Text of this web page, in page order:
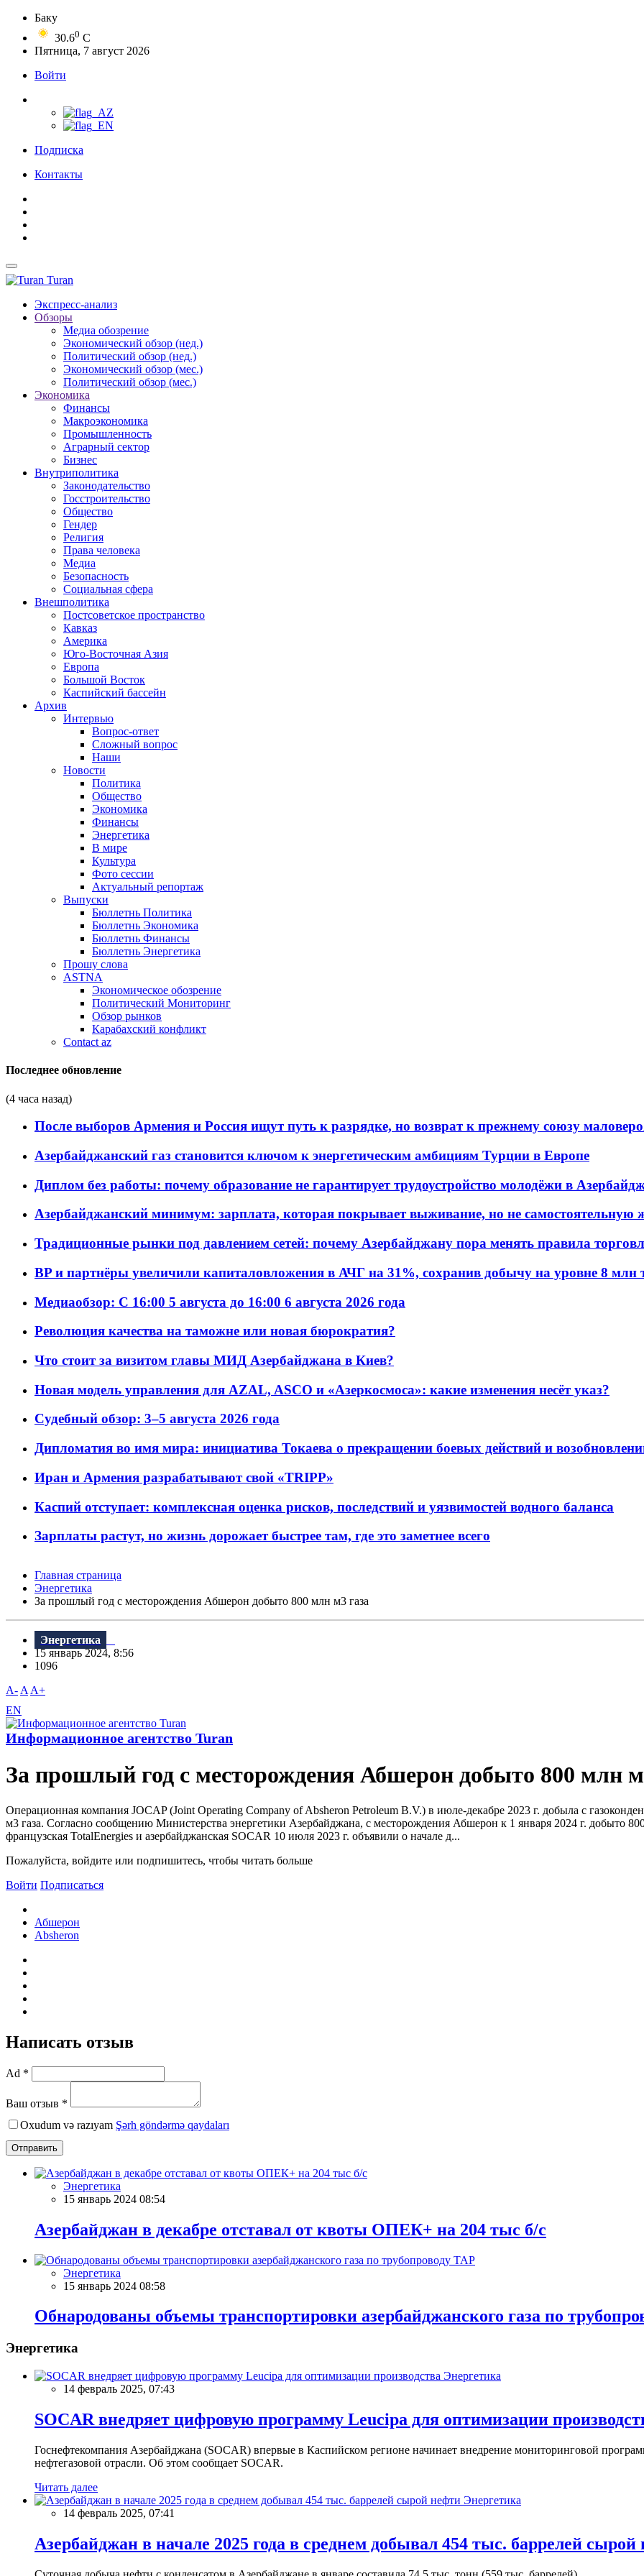
Баку
30.60 C
Пятница, 7 август 2026
Войти
Подписка
Контакты
Turan
Экспресс-анализ
Обзоры
Медиа обозрение
Экономический обзор (нед.)
Политический обзор (нед.)
Экономический обзор (мес.)
Политический обзор (мес.)
Экономика
Финансы
Макроэкономика
Промышленность
Аграрный сектор
Бизнес
Внутриполитика
Законодательство
Госстроительство
Общество
Гендер
Религия
Права человека
Медиа
Безопасность
Социальная сфера
Внешполитика
Постсоветское пространство
Кавказ
Америка
Юго-Восточная Азия
Европа
Большой Восток
Каспийский бассейн
Архив
Интервью
Вопрос-ответ
Сложный вопрос
Наши
Новости
Политика
Общество
Экономика
Финансы
Энергетика
В мире
Культура
Фото сессии
Актуальный репортаж
Выпуски
Бюллетнь Политика
Бюллетнь Экономика
Бюллетнь Финансы
Бюллетнь Энергетика
Прошу слова
ASTNA
Экономическое обозрение
Политический Мониторинг
Обзор рынков
Карабахский конфликт
Contact az
Последнее обновление
(4 часа назад)
После выборов Армения и Россия ищут путь к разрядке, но возврат к прежнему союзу
Азербайджанский газ становится ключом к энергетическим амбициям Турции в Европе
Диплом без работы: почему образование не гарантирует трудоустройство молодёжи в
Азербайджанский минимум: зарплата, которая покрывает выживание, но не самостоятельную
Традиционные рынки под давлением сетей: почему Азербайджану пора менять правила
BP и партнёры увеличили капиталовложения в АЧГ на 31%, сохранив добычу на уровне 8 млн
Медиаобзор: С 16:00 5 августа до 16:00 6 августа 2026 года
Революция качества на таможне или новая бюрократия?
Что стоит за визитом главы МИД Азербайджана в Киев?
Новая модель управления для AZAL, ASCO и «Азеркосмоса»: какие изменения несёт указ?
Судебный обзор: 3–5 августа 2026 года
Дипломатия во имя мира: инициатива Токаева о прекращении боевых действий и
Иран и Армения разрабатывают свой «TRIPP»
Каспий отступает: комплексная оценка рисков, последствий и уязвимостей водного баланса
Зарплаты растут, но жизнь дорожает быстрее там, где это заметнее всего
Главная страница
Энергетика
За прошлый год с месторождения Абшерон добыто 800 млн м3 газа
Энергетика
15 январь 2024, 8:56
1096
A- A A+
EN
Информационное агентство Turan
За прошлый год с месторождения Абшерон добыто 800 млн
Операционная компания JOCAP (Joint Operating Company of Absheron Petroleum B.V.) в июле-декабре 2023 г. добыла с
м3 газа. Согласно сообщению Министерства энергетики Азербайджана, с месторождения Абшерон к 1 января 2024 г. добыто
французская TotalEnergies и азербайджанская SOCAR 10 июля 2023 г. объявили о начале д...
Пожалуйста, войдите или подпишитесь, чтобы читать больше
Войти Подписаться
Абшерон
Absheron
Написать отзыв
Ad *
Ваш отзыв *
Oxudum və razıyam Şərh göndərmə qaydaları
Отправить
Энергетика
15 январь 2024 08:54
Азербайджан в декабре отставал от квоты ОПЕК+ на 204 тыс б/с
Энергетика
15 январь 2024 08:58
Обнародованы объемы транспортировки азербайджанского газа по
Энергетика
Энергетика
14 февраль 2025, 07:43
SOCAR внедряет цифровую программу Leucipa для оптимизации
Госнефтекомпания Азербайджана (SOCAR) впервые в Каспийском регионе начинает внедрение мониторинговой
нефтегазовой отрасли. Об этом сообщает SOCAR.
Читать далее
Энергетика
14 февраль 2025, 07:41
Азербайджан в начале 2025 года в среднем добывал 454 тыс. баррелей сырой